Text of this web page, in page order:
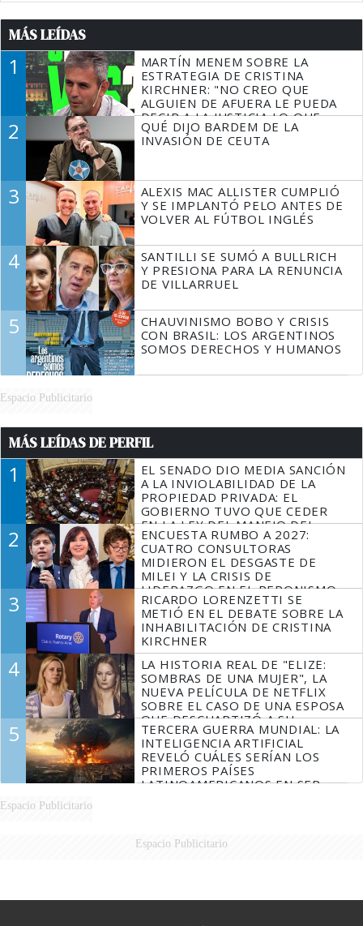
MÁS LEÍDAS
1
MARTÍN MENEM SOBRE LA
ESTRATEGIA DE CRISTINA
KIRCHNER: "NO CREO QUE
ALGUIEN DE AFUERA LE PUEDA
DECIR A LA JUSTICIA LO QUE
TIENE QUE HACER"
2
QUÉ DIJO BARDEM DE LA
INVASIÓN DE CEUTA
3
ALEXIS MAC ALLISTER CUMPLIÓ
Y SE IMPLANTÓ PELO ANTES DE
VOLVER AL FÚTBOL INGLÉS
4
SANTILLI SE SUMÓ A BULLRICH
Y PRESIONA PARA LA RENUNCIA
DE VILLARRUEL
5
CHAUVINISMO BOBO Y CRISIS
CON BRASIL: LOS ARGENTINOS
SOMOS DERECHOS Y HUMANOS
Espacio Publicitario
MÁS LEÍDAS DE PERFIL
1
EL SENADO DIO MEDIA SANCIÓN
A LA INVIOLABILIDAD DE LA
PROPIEDAD PRIVADA: EL
GOBIERNO TUVO QUE CEDER
EN LA LEY DEL MANEJO DEL
FUEGO
2
ENCUESTA RUMBO A 2027:
CUATRO CONSULTORAS
MIDIERON EL DESGASTE DE
MILEI Y LA CRISIS DE
LIDERAZGO EN EL PERONISMO
3
RICARDO LORENZETTI SE
METIÓ EN EL DEBATE SOBRE LA
INHABILITACIÓN DE CRISTINA
KIRCHNER
4
LA HISTORIA REAL DE "ELIZE:
SOMBRAS DE UNA MUJER", LA
NUEVA PELÍCULA DE NETFLIX
SOBRE EL CASO DE UNA ESPOSA
QUE DESCUARTIZÓ A SU
MARIDO
5
TERCERA GUERRA MUNDIAL: LA
INTELIGENCIA ARTIFICIAL
REVELÓ CUÁLES SERÍAN LOS
PRIMEROS PAÍSES
LATINOAMERICANOS EN SER
Espacio Publicitario
Espacio Publicitario